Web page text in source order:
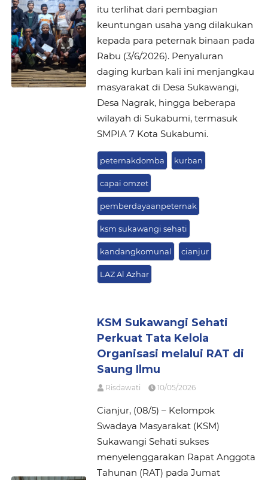
itu terlihat dari pembagian
keuntungan usaha yang dilakukan
kepada para peternak binaan pada
Rabu (3/6/2026). Penyaluran
daging kurban kali ini menjangkau
masyarakat di Desa Sukawangi,
Desa Nagrak, hingga beberapa
wilayah di Sukabumi, termasuk
SMPIA 7 Kota Sukabumi.
peternakdomba kurban
capai omzet
pemberdayaanpeternak
ksm sukawangi sehati
kandangkomunal cianjur
LAZ Al Azhar
KSM Sukawangi Sehati
Perkuat Tata Kelola
Organisasi melalui RAT di
Saung Ilmu
Risdawati 10/05/2026
Cianjur, (08/5) – Kelompok
Swadaya Masyarakat (KSM)
Sukawangi Sehati sukses
menyelenggarakan Rapat Anggota
Tahunan (RAT) pada Jumat